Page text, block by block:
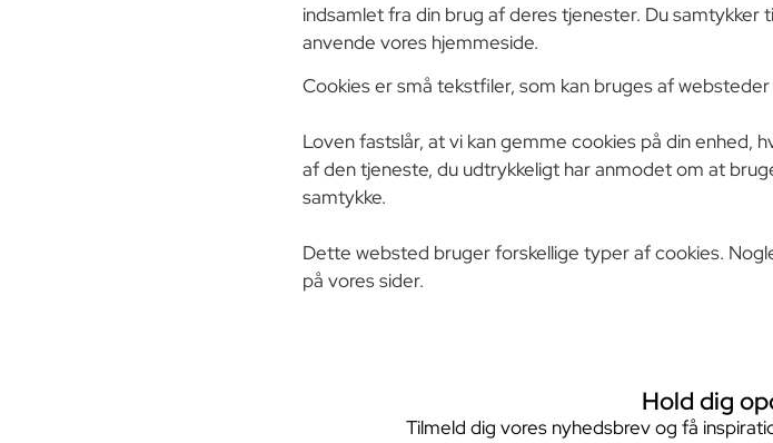
indsamlet fra din brug af deres tjenester. Du
anvende vores hjemmeside.
Cookies er små tekstfiler, som kan bruges af
Loven fastslår, at vi kan gemme cookies på din enhed,
af den tjeneste, du udtrykkeligt har anmodet om at
samtykke.
Dette websted bruger forskellige typer af cookies.
på vores sider.
Hold dig
Tilmeld dig vores nyhedsbrev og få